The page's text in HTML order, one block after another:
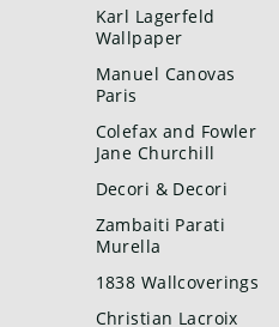
Karl Lagerfeld
Wallpaper
Manuel Canovas
Paris
Colefax and Fowler
Jane Churchill
Decori & Decori
Zambaiti Parati
Murella
1838 Wallcoverings
Christian Lacroix